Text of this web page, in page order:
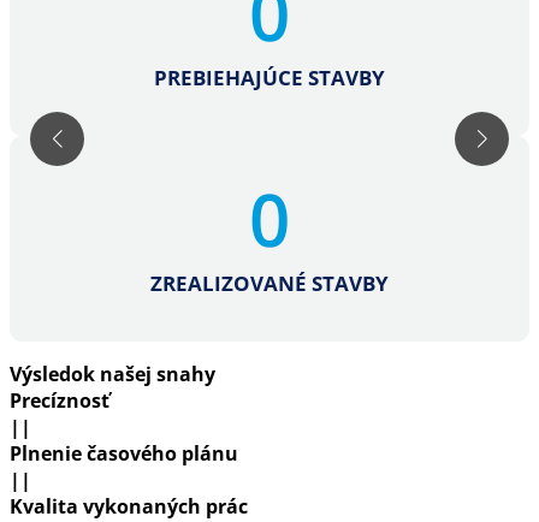
PREBIEHAJÚCE STAVBY
0
ZREALIZOVANÉ STAVBY
Výsledok našej snahy
Precíznosť
||
Plnenie časového plánu
||
Kvalita vykonaných prác